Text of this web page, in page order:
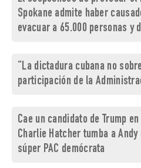
Spokane admite haber
evacuar a 65.000 personas y
“La dictadura cubana no
participación de la
Cae un candidato de Trump
Charlie Hatcher tumba a
súper PAC demócrata